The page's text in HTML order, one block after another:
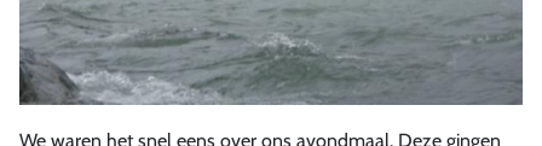
We waren het snel eens over ons avondmaal. Deze gingen